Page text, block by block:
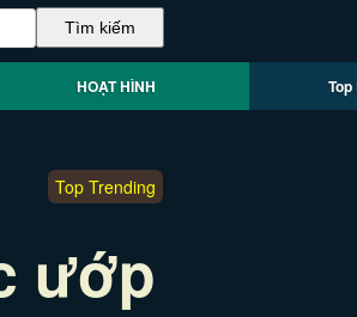
HOẠT HÌNH
Top Trending
ướp